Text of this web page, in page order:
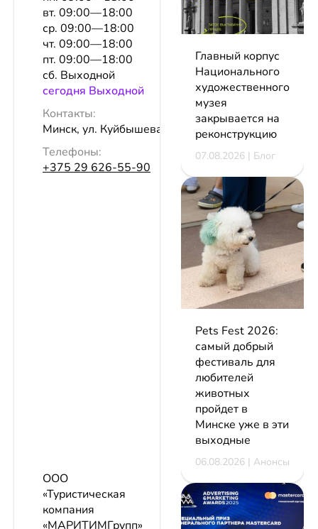
вт. 09:00—18:00
ср. 09:00—18:00
чт. 09:00—18:00
пт. 09:00—18:00
сб. Выходной
сeгодня Выходной
Контакты:
Минск, ул. Куйбышева, 22, оф. 305
Телефоны:
+375 29 626-55-90
ООО
«Туристическая
компания
«МАРИТИМГрупп»
Главный корпус
Национального
художественного
музея
закрывается на
реконструкцию
07.08.2026 | Блог
Pets Fest 2026:
самый добрый
фестиваль для
любителей
животных
пройдет в
Минске уже в эти
выходные
06.08.2026 | Анонсы